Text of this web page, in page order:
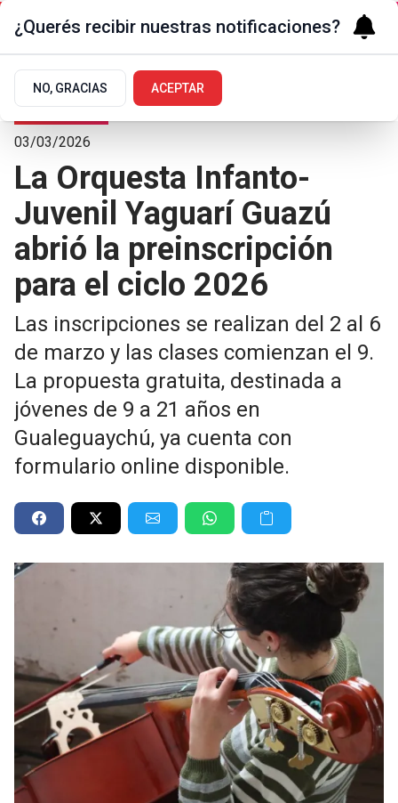
Arte y Cultura
03/03/2026
La Orquesta Infanto-
Juvenil Yaguarí Guazú
abrió la preinscripción
para el ciclo 2026
Las inscripciones se realizan del 2 al 6
de marzo y las clases comienzan el 9.
La propuesta gratuita, destinada a
jóvenes de 9 a 21 años en
Gualeguaychú, ya cuenta con
formulario online disponible.
¿Querés recibir nuestras notificaciones?
NO, GRACIAS ACEPTAR